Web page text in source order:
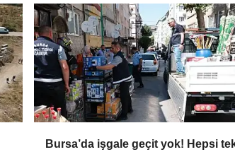
Bursa’da işgale geçit yok! Hepsi